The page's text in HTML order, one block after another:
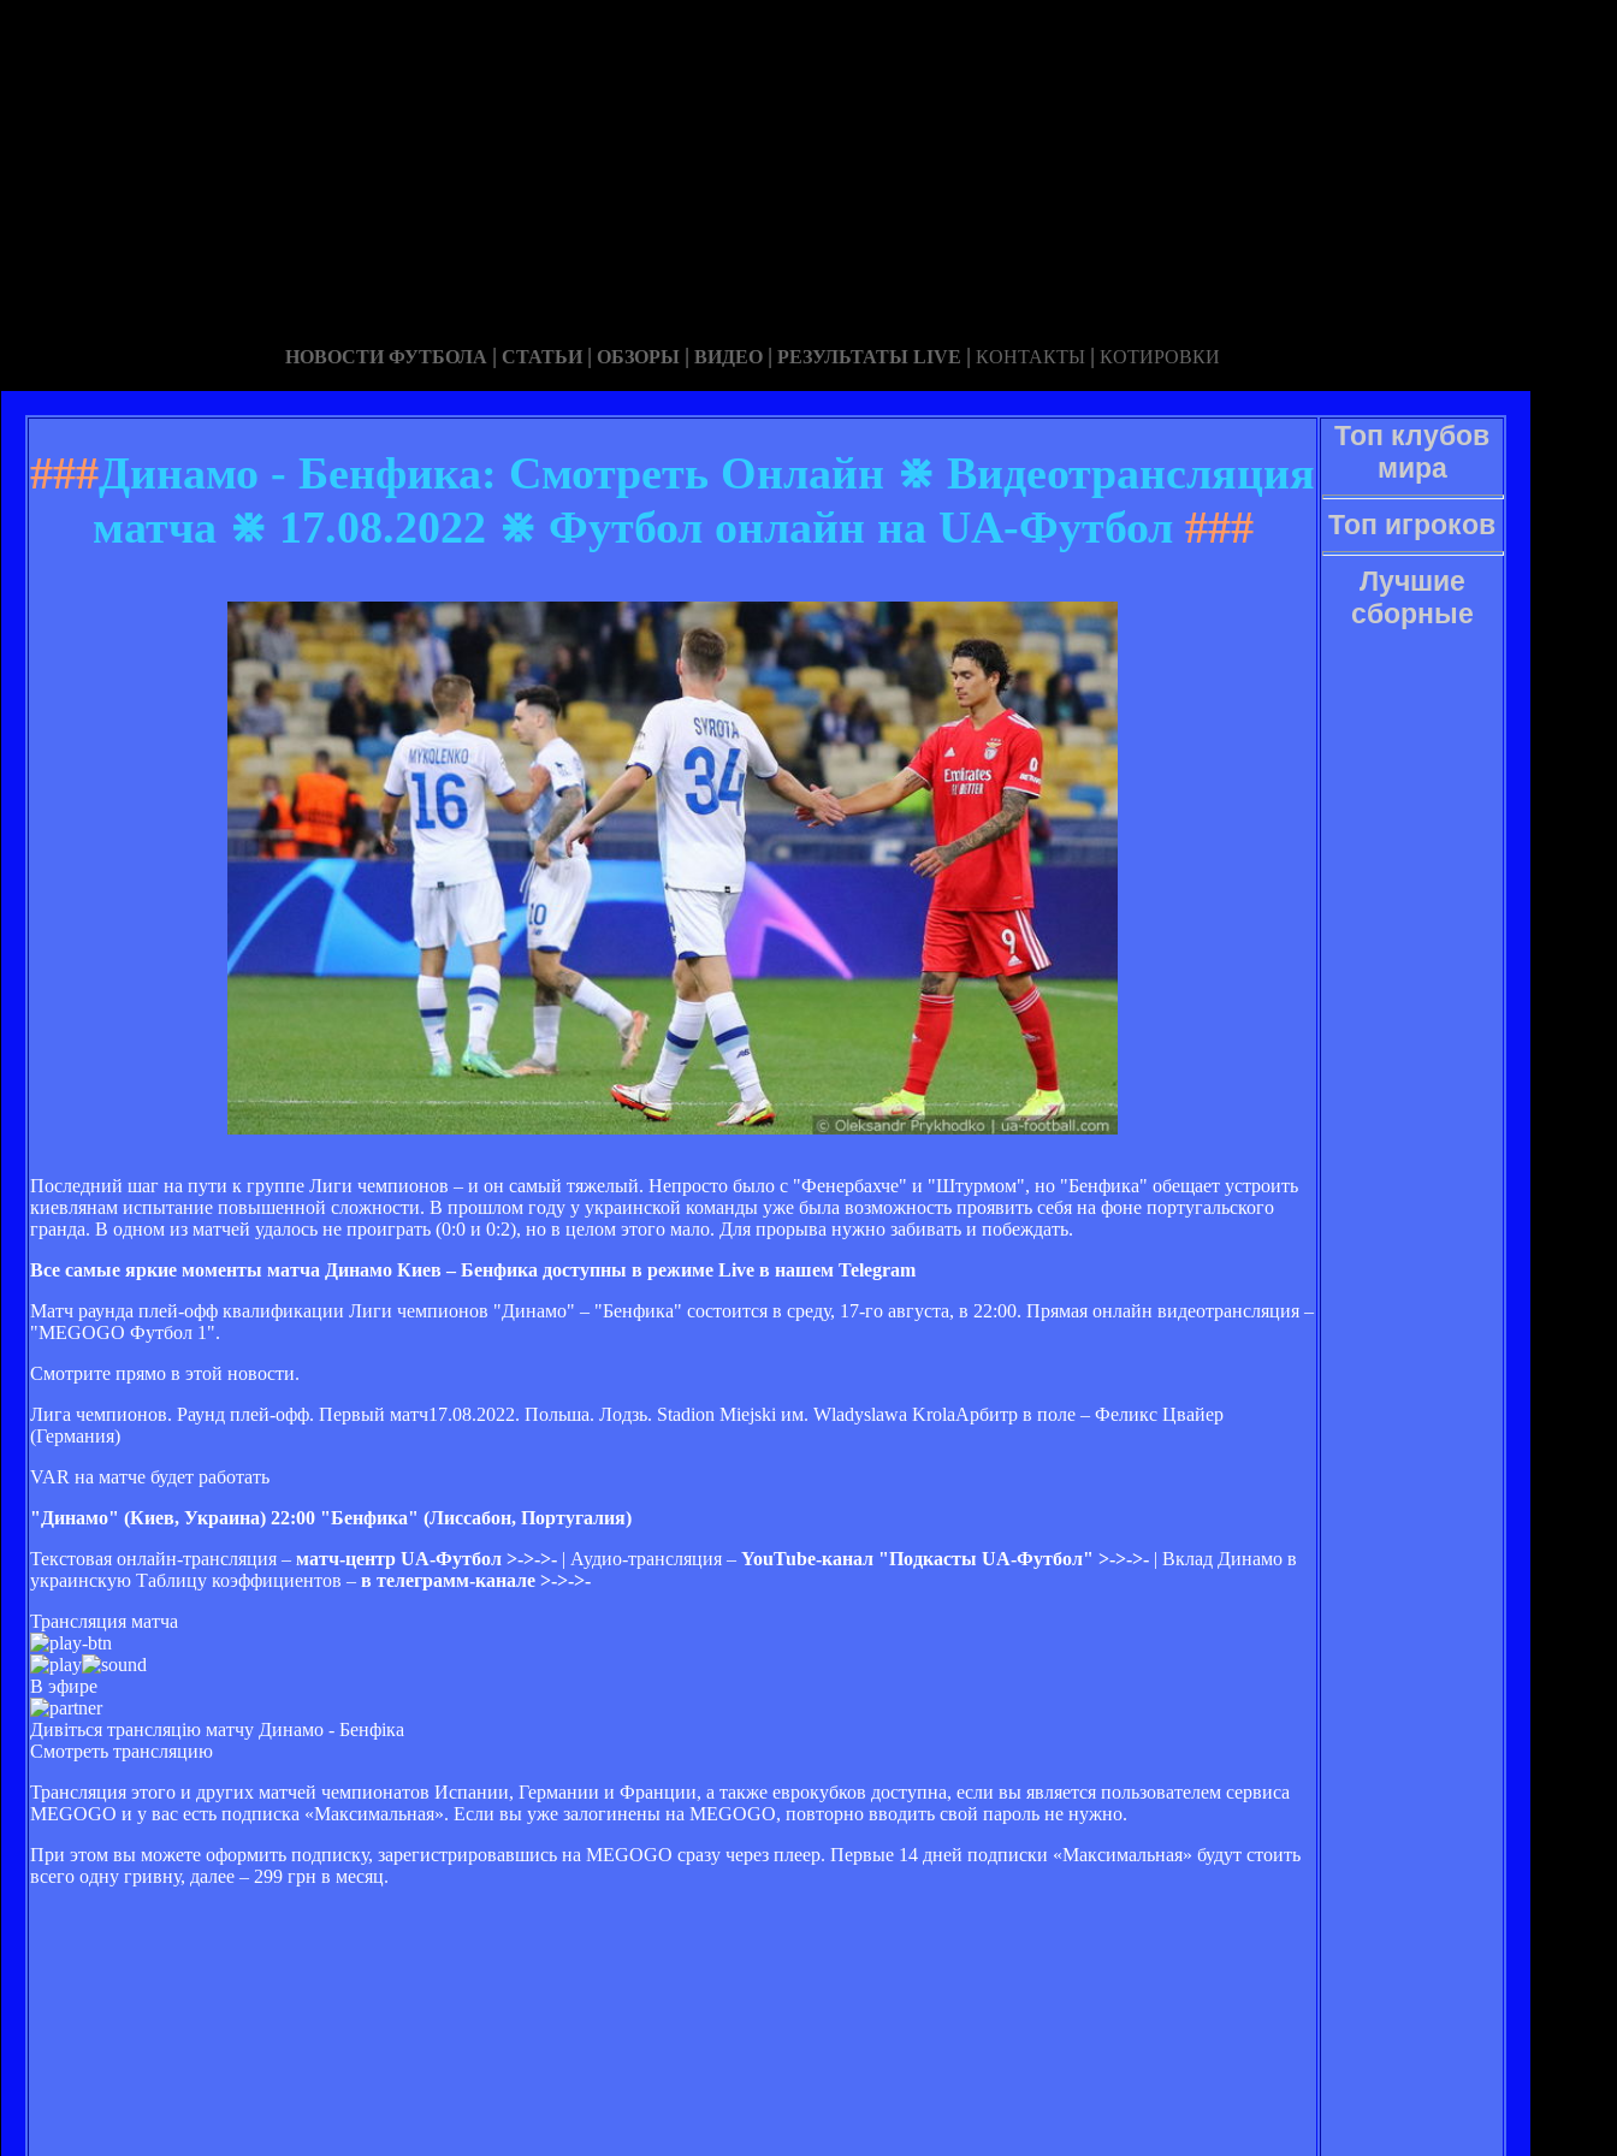
НОВОСТИ ФУТБОЛА | СТАТЬИ | ОБЗОРЫ | ВИДЕО | РЕЗУЛЬТАТЫ LIVE | КОНТАКТЫ | КОТИРОВКИ
###Динамо - Бенфика: Смотреть Онлайн ⋇ Видеотрансляция
матча ⋇ 17.08.2022 ⋇ Футбол онлайн на UA-Футбол###
Последний шаг на пути к группе Лиги чемпионов – и он самый тяжелый. Непросто было с "Фенербахче" и "Штурмом", но "Бенфика" обещает устроить
киевлянам испытание повышенной сложности. В прошлом году у украинской команды уже была возможность проявить себя на фоне португальского
гранда. В одном из матчей удалось не проиграть (0:0 и 0:2), но в целом этого мало. Для прорыва нужно забивать и побеждать.
Все самые яркие моменты матча Динамо Киев – Бенфика доступны в режиме Live в нашем Telegram
Матч раунда плей-офф квалификации Лиги чемпионов "Динамо" – "Бенфика" состоится в среду, 17-го августа, в 22:00. Прямая онлайн видеотрансляция –
"MEGOGO Футбол 1".
Смотрите прямо в этой новости.
Лига чемпионов. Раунд плей-офф. Первый матч17.08.2022. Польша. Лодзь. Stadion Miejski им. Wladyslawa KrolaАрбитр в поле – Феликс Цвайер
(Германия)
VAR на матче будет работать
"Динамо" (Киев, Украина) 22:00 "Бенфика" (Лиссабон, Португалия)
Текстовая онлайн-трансляция – матч-центр UA-Футбол >->->- | Аудио-трансляция – YouTube-канал "Подкасты UA-Футбол" >->->- | Вклад Динамо в
украинскую Таблицу коэффициентов – в телеграмм-канале >->->-
Трансляция матча
В эфире
Дивіться трансляцію матчу Динамо - Бенфіка
Смотреть трансляцию
Трансляция этого и других матчей чемпионатов Испании, Германии и Франции, а также еврокубков доступна, если вы является пользователем сервиса
MEGOGO и у вас есть подписка «Максимальная». Если вы уже залогинены на MEGOGO, повторно вводить свой пароль не нужно.
При этом вы можете оформить подписку, зарегистрировавшись на MEGOGO сразу через плеер. Первые 14 дней подписки «Максимальная» будут стоить
всего одну гривну, далее – 299 грн в месяц.
Топ клубов
мира
Топ игроков
Лучшие
сборные